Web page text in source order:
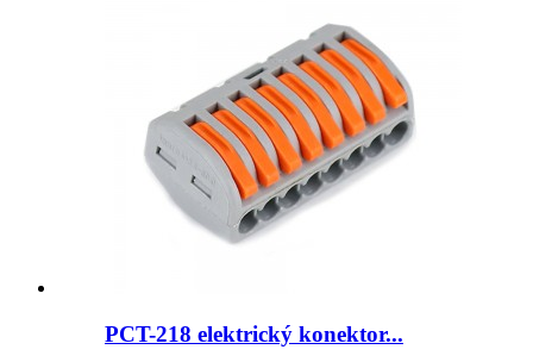
PCT-218 elektrický konektor...